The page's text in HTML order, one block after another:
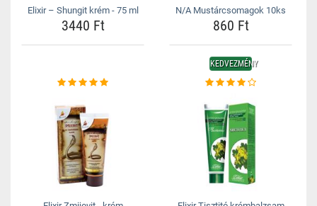
Elixir – Shungit krém - 75 ml
3440 Ft
N/A Mustárcsomagok 10ks
860 Ft
KEDVEZMÉNY